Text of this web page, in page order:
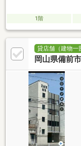
1階
貸店舗（建物一
岡山県備前